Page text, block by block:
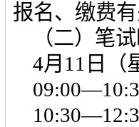
报名、缴费
（二）笔
4月11日（